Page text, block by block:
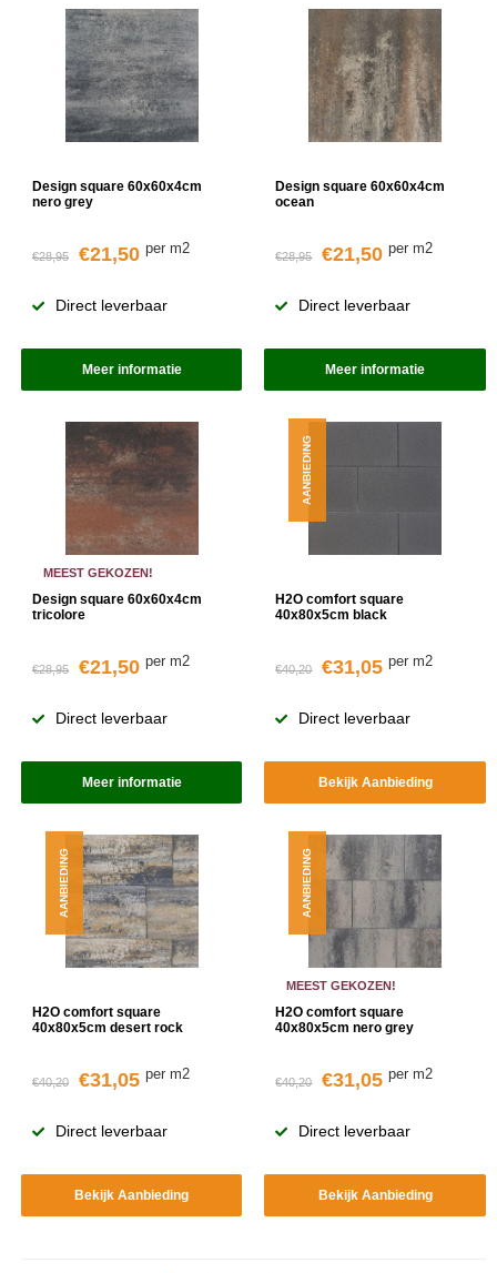
Design square 60x60x4cm
nero grey
€28,95 €21,50 per m2
Direct leverbaar
Meer informatie
Design square 60x60x4cm
ocean
€28,95 €21,50 per m2
Direct leverbaar
Meer informatie
MEEST GEKOZEN!
Design square 60x60x4cm
tricolore
€28,95 €21,50 per m2
Direct leverbaar
Meer informatie
H2O comfort square
40x80x5cm black
€40,20 €31,05 per m2
Direct leverbaar
AANBIEDING
Bekijk Aanbieding
H2O comfort square
40x80x5cm desert rock
€40,20 €31,05 per m2
Direct leverbaar
AANBIEDING
Bekijk Aanbieding
MEEST GEKOZEN!
H2O comfort square
40x80x5cm nero grey
€40,20 €31,05 per m2
Direct leverbaar
AANBIEDING
Bekijk Aanbieding